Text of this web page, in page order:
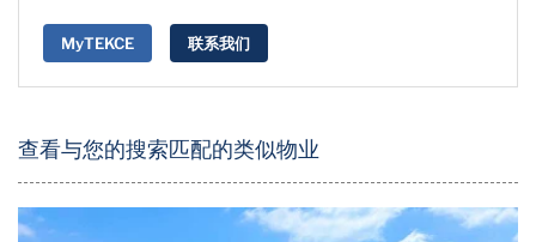
MyTEKCE 联系我们
查看与您的搜索匹配的类似物业